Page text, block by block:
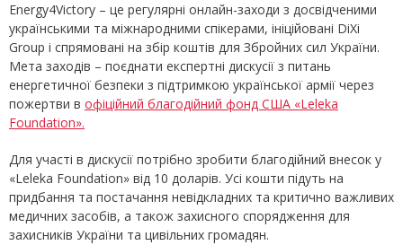
Energy4Victory – це регулярні онлайн-заходи з досвідченими
українськими та міжнародними спікерами, ініційовані DiXi
Group і спрямовані на збір коштів для Збройних сил України.
Мета заходів – поєднати експертні дискусії з питань
енергетичної безпеки з підтримкою української армії через
пожертви в офіційний благодійний фонд США «Leleka
Foundation».
Для участі в дискусії потрібно зробити благодійний внесок у
«Leleka Foundation» від 10 доларів. Усі кошти підуть на
придбання та постачання невідкладних та критично важливих
медичних засобів, а також захисного спорядження для
захисників України та цивільних громадян.